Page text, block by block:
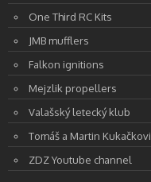
One Third RC Kits
JMB mufflers
Falkon ignitions
Mejzlik propellers
Valašský letecký klub
Tomáš a Martin Kukačkovi
ZDZ Youtube channel